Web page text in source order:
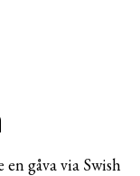
gåva via Swish